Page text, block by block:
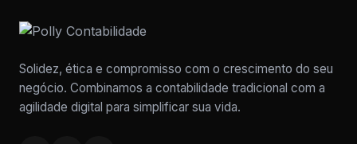
Solidez, ética e compromisso com o crescimento do seu
negócio. Combinamos a contabilidade tradicional com a
agilidade digital para simplificar sua vida.